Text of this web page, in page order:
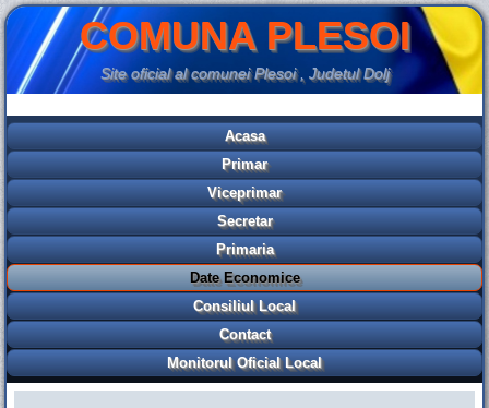
COMUNA PLESOI
Site oficial al comunei Plesoi , Judetul Dolj
Acasa
Primar
Viceprimar
Secretar
Primaria
Date Economice
Consiliul Local
Contact
Monitorul Oficial Local